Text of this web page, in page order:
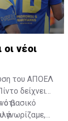
νέοι
του ΑΠΟΕΛ
δείχνει
βασικό
ότι
γνωρίζαμε,